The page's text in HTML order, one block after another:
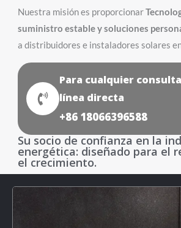
Nuestra misión es proporcionar
suministro estable y soluciones
a distribuidores e instaladores solares
Para cualquier
línea directa
+86 18066396588
Su socio de confianza en la
energética: diseñado para el
el crecimiento.